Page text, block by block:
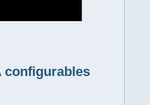
configurables